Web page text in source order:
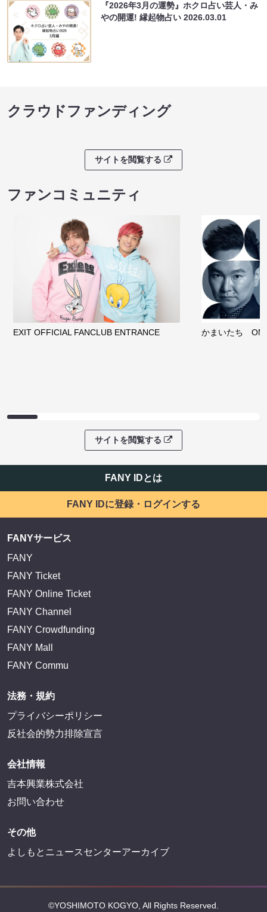
『2026年3月の運勢』ホクロ占い芸人・み
やの開運! 縁起物占い2026.03.01
クラウドファンディング
サイトを閲覧する
ファンコミュニティ
EXIT OFFICIAL FANCLUB ENTRANCE かまいたち
サイトを閲覧する
FANY IDとは
FANY IDに登録・ログインする
FANYサービス
FANY
FANY Ticket
FANY Online Ticket
FANY Channel
FANY Crowdfunding
FANY Mall
FANY Commu
法務・規約
プライバシーポリシー
反社会的勢力排除宣言
会社情報
吉本興業株式会社
お問い合わせ
その他
よしもとニュースセンターアーカイブ
©YOSHIMOTO KOGYO, All Rights Reserved.